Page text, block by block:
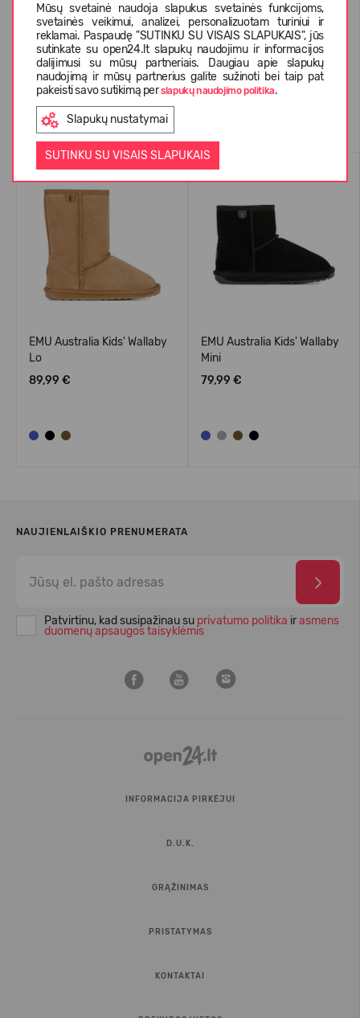
Mūsų svetainė naudoja slapukus svetainės funkcijoms,
svetainės veikimui, analizei, personalizuotam turiniui ir
reklamai. Paspaudę "SUTINKU SU VISAIS SLAPUKAIS", jūs
sutinkate su open24.lt slapukų naudojimu ir informacijos
dalijimusi su mūsų partneriais. Daugiau apie slapukų
naudojimą ir mūsų partnerius galite sužinoti bei taip pat
pakeisti savo sutikimą perslapukų naudojimo politika.
Slapukų nustatymai
SUTINKU SU VISAIS SLAPUKAIS
KLIENTŲ ATSILIEPIMAI (1)
Panašios prekės
EMU Australia Kids' Wallaby
Lo
89,99 €
EMU Australia Kids' Wallaby
Mini
79,99 €
NAUJIENLAIŠKIO PRENUMERATA
Patvirtinu, kad susipažinau su privatumo politika irasmens
duomenų apsaugos taisyklėmis
INFORMACIJA PIRKĖJUI
D.U.K.
GRĄŽINIMAS
PRISTATYMAS
KONTAKTAI